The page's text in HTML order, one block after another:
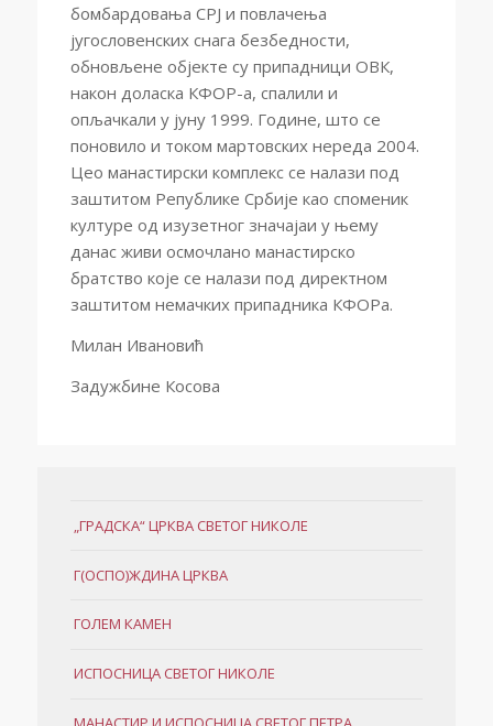
бомбардовања СРЈ и повлачења
југословенских снага безбедности,
обновљене објекте су припадници ОВК,
након доласка КФОР-а, спалили и
опљачкали у јуну 1999. Године, што се
поновило и током мартовских нереда 2004.
Цео манастирски комплекс се налази под
заштитом Републике Србије као споменик
културе од изузетног значајаи у њему
данас живи осмочлано манастирско
братство које се налази под директном
заштитом немачких припадника КФОРа.
Милан Ивановић
Задужбине Косова
„ГРАДСКА“ ЦРКВА СВЕТОГ НИКОЛЕ
Г(ОСПО)ЖДИНА ЦРКВА
ГОЛЕМ КАМЕН
ИСПОСНИЦА СВЕТОГ НИКОЛЕ